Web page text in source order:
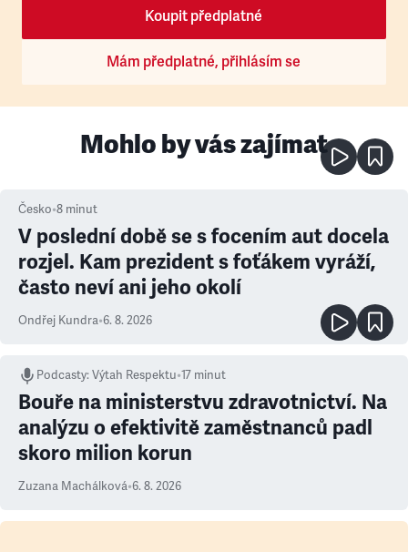
Koupit předplatné
Mám předplatné, přihlásím se
Mohlo by vás zajímat
Česko•8 minut
V poslední době se s focením aut docela
rozjel. Kam prezident s foťákem vyráží,
často neví ani jeho okolí
Ondřej Kundra•6. 8. 2026
Podcasty:Výtah Respektu•17 minut
Bouře na ministerstvu zdravotnictví. Na
analýzu o efektivitě zaměstnanců padl
skoro milion korun
Zuzana Machálková•6. 8. 2026